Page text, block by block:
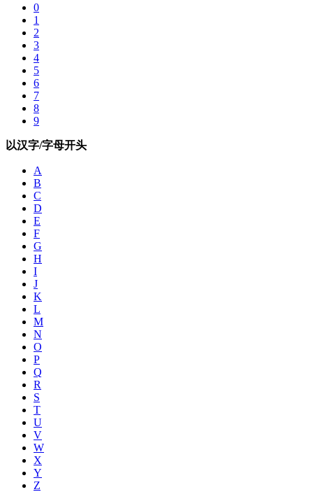
0
1
2
3
4
5
6
7
8
9
以汉字/字母开头
A
B
C
D
E
F
G
H
I
J
K
L
M
N
O
P
Q
R
S
T
U
V
W
X
Y
Z